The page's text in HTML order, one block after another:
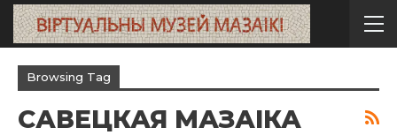
Browsing Tag
САВЕЦКАЯ МАЗАІКА